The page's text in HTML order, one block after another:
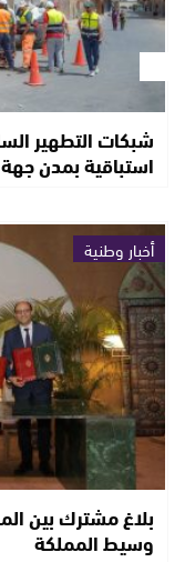
شبكات التطهير
استباقية بمدن
أخبار وطنية
بلاغ مشترك بين
وسيط المملكة